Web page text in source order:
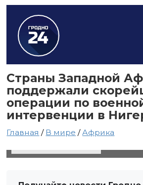
Страны Западной
поддержали
операции по
интервенции в
Главная / В мире /Африка